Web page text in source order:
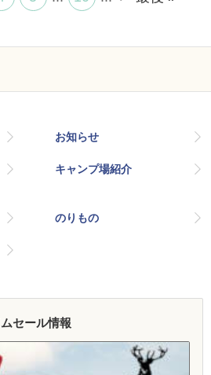
お知らせ
キャンプ場紹介
のりもの
セール情報